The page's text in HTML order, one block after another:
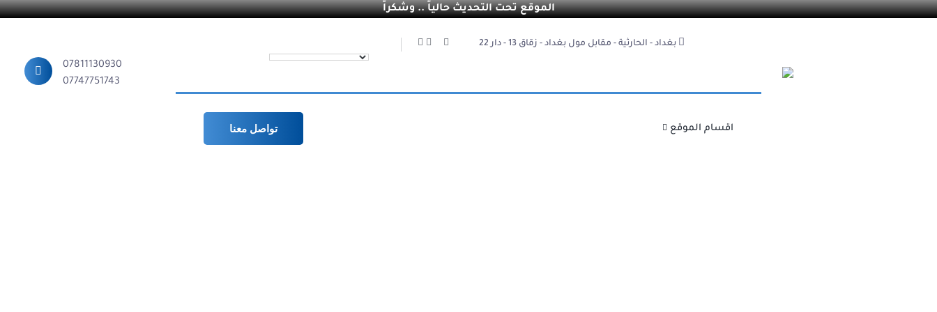
الموقع تحت التحديث حالياً .. وشكراً
بغداد - الحارثية - مقابل مول بغداد - زقاق 13 - دار 22
اقسام الموقع تواصل معنا
07811130930
07747751743